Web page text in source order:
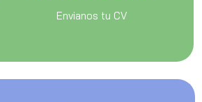
Envianos tu CV